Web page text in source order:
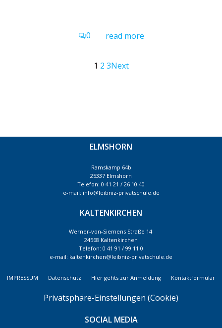
0 read more
Posts
Page
1 Page
2 Page
3Posts
Next
ELMSHORN
Ramskamp 64b
25337 Elmshorn
Telefon: 0 41 21 / 26 10 40
e-mail: info@leibniz-privatschule.de
KALTENKIRCHEN
Werner-von-Siemens Straße 14
24568 Kaltenkirchen
Telefon: 0 41 91 / 99 11 0
e-mail: kaltenkirchen@leibniz-privatschule.de
IMPRESSUM Datenschutz Hier gehts zur Anmeldung Kontaktformular
Privatsphäre-Einstellungen (Cookie)
SOCIAL MEDIA